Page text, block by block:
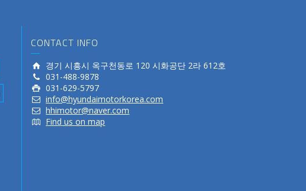
CONTACT INFO
경기 시흥시 옥구천동로 120 시화공단 2라 612호
031-488-9878
031-629-5797
info@hyundaimotorkorea.com
hhimotor@naver.com
Find us on map